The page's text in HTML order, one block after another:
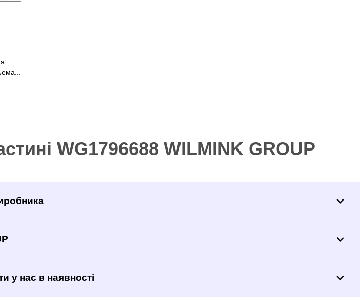
WG1796688 WILMINK GROUP
у нас в наявності